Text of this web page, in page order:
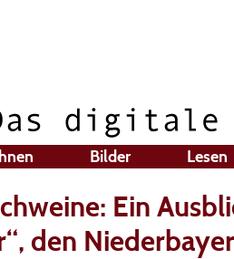
Bilder Lesen
Ein
den